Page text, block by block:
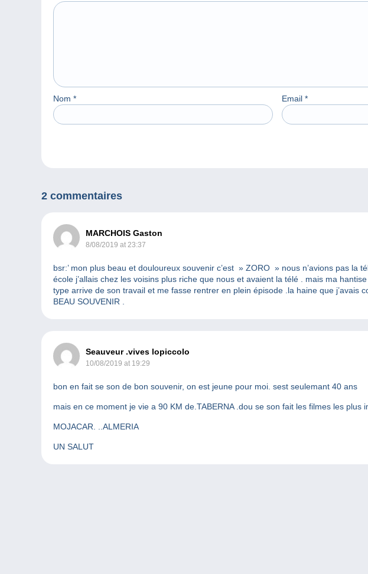
Nom * Email *
2 commentaires
MARCHOIS Gaston
8/08/2019 at 23:37
bsr:’ mon plus beau et douloureux souvenir c’est » ZORO » nous n’avions pas la
école j’allais chez les voisins plus riche que nous et avaient la télé . mais ma
type arrive de son travail et me fasse rentrer en plein épisode .la haine que j’avais
BEAU SOUVENIR .
Seauveur .vives lopiccolo
10/08/2019 at 19:29
bon en fait se son de bon souvenir, on est jeune pour moi. sest seulemant 40 ans
mais en ce moment je vie a 90 KM de.TABERNA .dou se son fait les filmes les plus
MOJACAR. ..ALMERIA
UN SALUT